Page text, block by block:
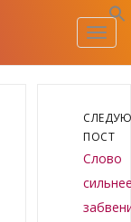
ПОСТ
Слово